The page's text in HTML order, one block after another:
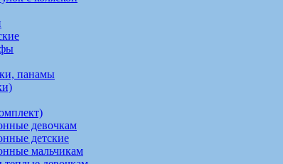
панамы
девочкам
детские
мальчикам